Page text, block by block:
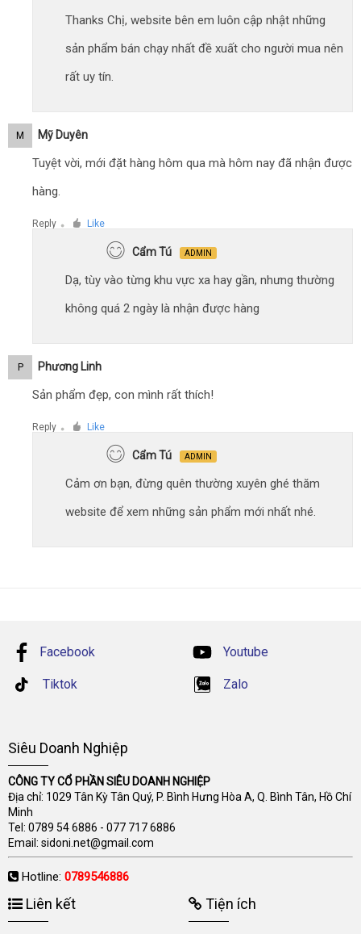
Thanks Chị, website bên em luôn cập nhật những
sản phẩm bán chạy nhất đề xuất cho người mua nên
rất uy tín.
M Mỹ Duyên
Tuyệt vời, mới đặt hàng hôm qua mà hôm nay đã nhận được
hàng.
Reply ● Like
Cẩm Tú ADMIN
Dạ, tùy vào từng khu vực xa hay gần, nhưng thường
không quá 2 ngày là nhận được hàng
P Phương Linh
Sản phẩm đẹp, con mình rất thích!
Reply ● Like
Cẩm Tú ADMIN
Cảm ơn bạn, đừng quên thường xuyên ghé thăm
website để xem những sản phẩm mới nhất nhé.
Facebook Youtube
Tiktok Zalo
Siêu Doanh Nghiệp
CÔNG TY CỔ PHẦN SIÊU DOANH NGHIỆP
Địa chỉ: 1029 Tân Kỳ Tân Quý, P. Bình Hưng Hòa A, Q. Bình Tân, Hồ Chí
Minh
Tel: 0789 54 6886 - 077 717 6886
Email: sidoni.net@gmail.com
Hotline: 0789546886
Liên kết Tiện ích